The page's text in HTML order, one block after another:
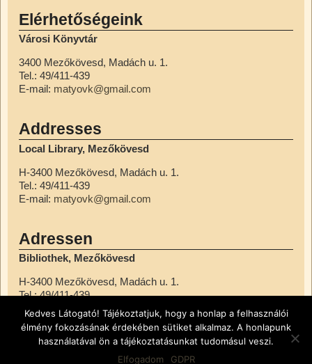
Elérhetőségeink
Városi Könyvtár
3400 Mezőkövesd, Madách u. 1.
Tel.: 49/411-439
E-mail: matyovk@gmail.com
Addresses
Local Library, Mezőkövesd
H-3400 Mezőkövesd, Madách u. 1.
Tel.: 49/411-439
E-mail: matyovk@gmail.com
Adressen
Bibliothek, Mezőkövesd
H-3400 Mezőkövesd, Madách u. 1.
Tel.: 49/411-439
E-mail:
matyovk@gmail.com
Kedves Látogató! Tájékoztatjuk, hogy a honlap a felhasználói
élmény fokozásának érdekében sütiket alkalmaz. A honlapunk
használatával ön a tájékoztatásunkat tudomásul veszi.
Elfogadom
GDPR